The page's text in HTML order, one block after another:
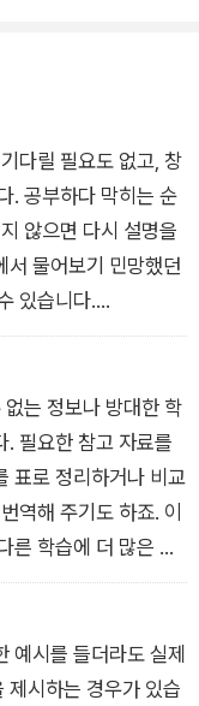
다릴 필요도 없고, 창
. 공부하다 막히는 순
않으면 다시 설명을
서 물어보기 민망했던
있습니다.
는 정보나 방대한 학
. 필요한 참고 자료를
표로 정리하거나 비교
역해 주기도 하죠. 이
른 학습에 더 많은 시
효율이 크게 향상됩니
예시를 들더라도 실제
제시하는 경우가 있습